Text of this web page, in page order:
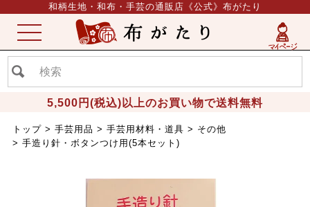
和柄生地・和布・手芸の通販店《公式》布がたり
5,500円(税込)以上のお買い物で送料無料
ME
NU
トップ 手芸用品 手芸用材料・道具
その他
手造り針・ボタンつけ用(5本セット)